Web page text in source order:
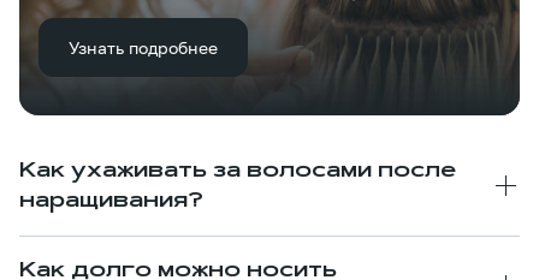
Узнать подробнее
Как ухаживать за волосами после
наращивания?
Как долго можно носить